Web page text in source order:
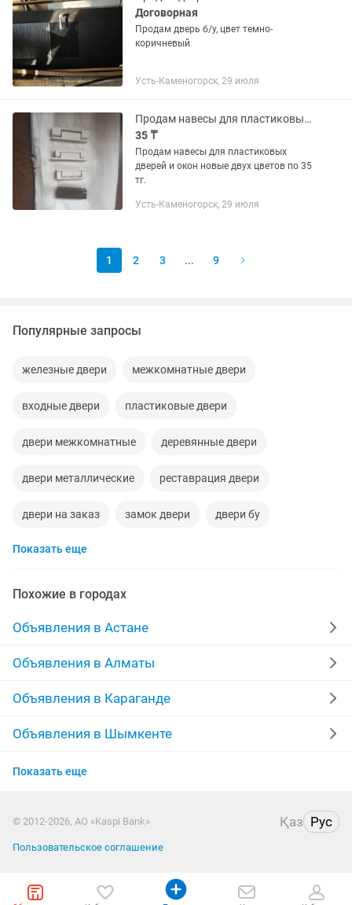
Договорная
Продам дверь б/у, цвет темно-
коричневый
Усть-Каменогорск, 29 июля
Продам навесы для пластиковых дверей и окон
35 ₸
Продам навесы для пластиковых
дверей и окон новые двух цветов по 35
тг.
Усть-Каменогорск, 29 июля
1 2 3 ... 9
Популярные запросы
железные двери межкомнатные двери
входные двери пластиковые двери
двери межкомнатные деревянные двери
двери металлические реставрация двери
двери на заказ замок двери двери бу
утепление двери
Показать еще
Похожие в городах
Объявления в Астане
Объявления в Алматы
Объявления в Караганде
Объявления в Шымкенте
Объявления в Актобе
Объявления в Таразе
Показать еще
© 2012-2026, АО «Kaspi Bank» Қаз Рус
Пользовательское соглашение